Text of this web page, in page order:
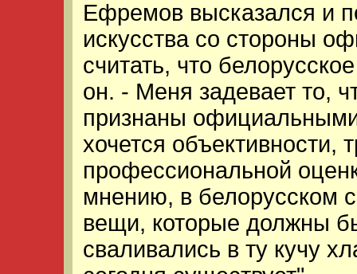
Ефремов высказался и
искусства со стороны
считать, что
он. - Меня задевает то,
признаны
хочется объективности,
профессиональной
мнению, в белорусском
вещи, которые должны
сваливались в ту кучу